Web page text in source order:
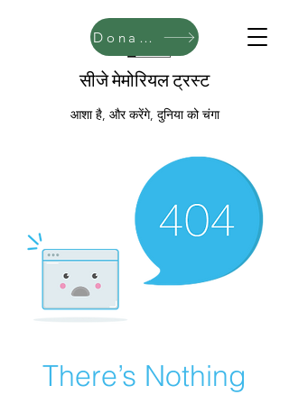
सीजे मेमोरियल ट्रस्ट
आशा है, और करेंगे, दुनिया को चंगा
Donate
There’s Nothing